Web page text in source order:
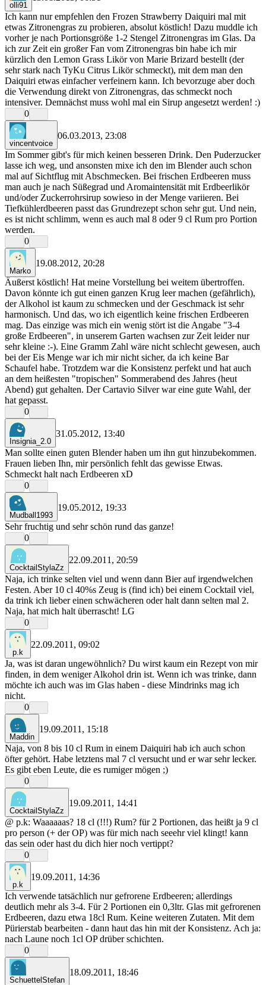
olli91
Ich kann nur empfehlen den Frozen Strawberry Daiquiri mal mit
etwas Zitronengras zu probieren, absolut köstlich! Dazu muddle ich
vorher je nach Portionsgröße 1-2 Stengel Zitronengras im Glas. Da
ich zur Zeit ein großer Fan vom Zitronengras bin habe ich mir
kürzlich den Lemon Grass Likör von Marie Brizard bestellt (der
sehr stark nach TyKu Citrus Likör schmeckt), mit dem man den
Daiquiri etwas einfacher verfeinern kann. Ich bevorzuge aber doch
die Verwendung direkt von Zitronengras, das schmeckt noch
intensiver. Demnächst muss wohl mal ein Sirup angesetzt werden! :)
0
vincentvoice
06.03.2013, 23:08
Im Sommer gibt's für mich keinen besseren Drink. Den Puderzucker
lasse ich weg, und ansonsten mixe ich den im Blender auch schon
mal auf Sichtflug mit Abschmecken. Bei frischen Erdbeeren muss
man auch je nach Süßegrad und Aromaintensität mit Erdbeerlikör
und/oder Zuckerrohrsirup sowieso in der Menge variieren. Bei
Tiefkühlerdbeeren passt das Grundrezept schon sehr gut. Und nein,
es ist nicht schlimm, wenn es auch mal 8 oder 9 cl Rum pro Portion
werden.
0
Marko
19.08.2012, 20:28
Äußerst köstlich! Hat meine Vorstellung bei weitem übertroffen.
Davon könnte ich gut einen ganzen Krug leer machen (gefährlich),
der Alkohol ist kaum zu schmecken und der Geschmack ist sehr
harmonisch. Und das, wo ich eigentlich keine frischen Erdbeeren
mag. Das einzige was mich ein wenig stört ist die Angabe "3-4
große Erdbeeren", in unserem Garten wachsen zur Zeit leider nur
sehr kleine :-). Eine Gramm Zahl wäre nicht schlecht gewesen, auch
bei der Eis Menge war ich mir nicht sicher, da ich keine Bar
Schaufel habe. Trotzdem war die Konsistenz perfekt und hat auch
an dem heißesten "tropischen" Sommerabend des Jahres (heut
Abend) gut gehalten. Der Cartavio Silver war eine gute Wahl, der
hat gepasst.
0
Insignia_2.0
31.05.2012, 13:40
Man sollte einen guten Blender haben um ihn gut hinzubekommen.
Frauen lieben Ihn, mir persönlich fehlt das gewisse Etwas.
Schmeckt halt nach Erdbeeren xD
0
Mudball1993
19.05.2012, 19:33
Sehr fruchtig und sehr schön rund das ganze!
0
CocktailStylaZz
22.09.2011, 20:59
Naja, ich trinke selten viel und wenn dann Bier auf irgendwelchen
Festen. Aber 10 cl 40%s Zeug is (find ich) bei einem Cocktail viel,
da trink ich lieber einen schwächeren oder halt dann selten mal 2.
Naja, hat mich halt überrascht! LG
0
p.k
22.09.2011, 09:02
Ja, was ist daran ungewöhnlich? Du wirst kaum ein Rezept von mir
finden, in dem weniger Alkohol drin ist. Wenn ich was trinke, dann
möchte ich auch was im Glas haben - diese Mindrinks mag ich
nicht.
0
Maddin
19.09.2011, 15:18
Naja, von 8 bis 10 cl Rum in einem Daiquiri hab ich auch schon
öfter gehört. Habe letztens mal 7 cl versucht und er war sehr lecker.
Es gibt eben Leute, die es rumiger mögen ;)
0
CocktailStylaZz
19.09.2011, 14:41
@ p.k: Waaaaaas? 18 cl (!!!) Rum? für 2 Portionen, das heißt ja 9 cl
pro person (+ der OP) was für mich nach seeehr viel klingt! kann
das sein oder hast du dich hier noch vertippt?
0
p.k
19.09.2011, 14:36
Ich verwende tatsächlich nur gefrorene Erdbeeren; allerdings
deutlich mehr als 3-4. Für 2 Portionen ein 0,3ltr. Glas mit gefrorenen
Erdbeeren, dazu etwa 18cl Rum. Keine weiteren Zutaten. Mit dem
Pürierstab bearbeiten - dann haut das hin mit der Konsistenz. Ach ja:
nach Laune noch 1cl OP drüber schichten.
0
SchuettelStefan
18.09.2011, 18:46